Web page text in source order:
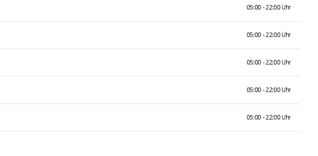
05:00 - 22:00 Uhr
05:00 - 22:00 Uhr
05:00 - 22:00 Uhr
05:00 - 22:00 Uhr
05:00 - 22:00 Uhr